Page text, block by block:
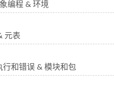
编程 & 环境
元表
行和错误 & 模块和包